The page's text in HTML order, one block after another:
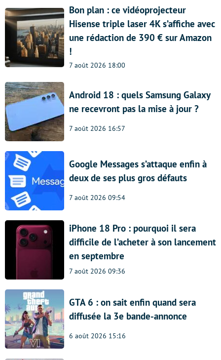
Bon plan : ce vidéoprojecteur
Hisense triple laser 4K s’affiche avec
une rédaction de 390 € sur Amazon
!
7 août 2026 18:00
Android 18 : quels Samsung Galaxy
ne recevront pas la mise à jour ?
7 août 2026 16:57
Google Messages s’attaque enfin à
deux de ses plus gros défauts
7 août 2026 09:54
iPhone 18 Pro : pourquoi il sera
difficile de l’acheter à son lancement
en septembre
7 août 2026 09:36
GTA 6 : on sait enfin quand sera
diffusée la 3e bande-annonce
6 août 2026 15:16